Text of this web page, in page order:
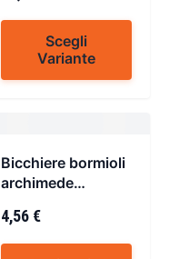
Scegli
Variante
Bicchiere bormioli
archimede
4,56 €